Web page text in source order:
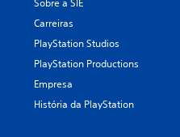
Sobre a SIE
Carreiras
PlayStation Studios
PlayStation Productions
Empresa
História da PlayStation